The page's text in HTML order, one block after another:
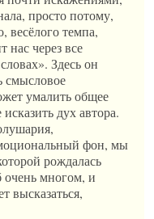
просто потому,
весёлого темпа,
нас через все
Здесь он
смысловое
умалить общее
дух автора.
фон, мы
рождалась
очень многом, и
высказаться,